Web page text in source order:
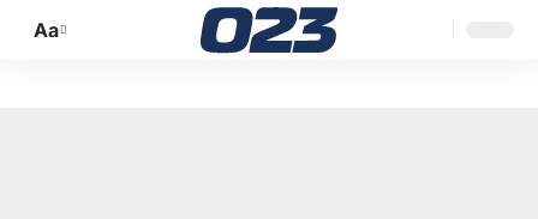
Promijeni
Aa